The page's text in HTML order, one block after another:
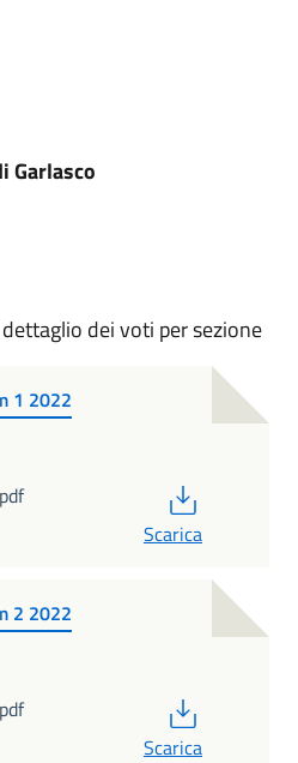
Garlasco
dei voti per sezione
1 2022
Scarica
2 2022
Scarica